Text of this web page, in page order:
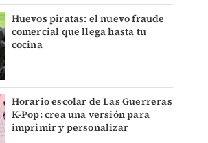
Huevos piratas: el nuevo fraude
comercial que llega hasta tu
cocina
Horario escolar de Las Guerreras
K-Pop: crea una versión para
imprimir y personalizar